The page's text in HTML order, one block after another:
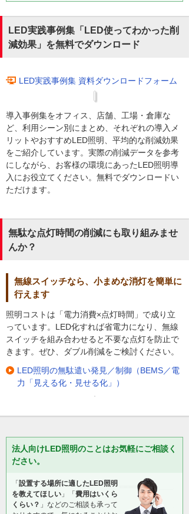
LED実践事例集「LED使ってわかった削
減効果」を無料でダウンロード
LED実践事例集 資料ダウンロードフォーム
導入事例集をオフィス、店舗、工場・倉庫な
ど、利用シーン別にまとめ、それぞれの導入メ
リットやおすすめLED照明、平均的な削減効果
をご紹介しています。実際の削減データを参考
にしながら、お客様の環境にあったLED照明導
入にお役立てください。無料でダウンロードい
ただけます。
無駄な点灯時間の削減にも取り組みませ
んか？
無線スイッチなら、小まめな消灯を簡単に
行えます
照明コストは「電力消費×点灯時間」で成り立
っています。LED化すれば省電力になり、無線
スイッチを組み合わせると不要な点灯を防止で
きます。ぜひ、ダブル削減をご検討ください。
LED照明の無駄遣い発見／制御（BEMS／電
力「見える化・見せる化」）
法人向けLED照明のことはお気軽にご相談く
ださい。
「 設置する場所に適したLED照明
を教えてほしい 」「 費用はいくら
くらい？ 」などのご相談も承って